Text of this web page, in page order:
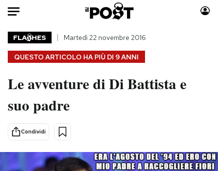
Auto
HOME
Italia
Politica
Tecnologia
Internet
Scienza
Cultura
Moda
Media
Europa
QUESTO ARTICOLO HA PIÙ DI 9 ANNI
FLA HES Martedì 22 novembre 2016
Le avventure di Di Battista e
suo padre
Condividi